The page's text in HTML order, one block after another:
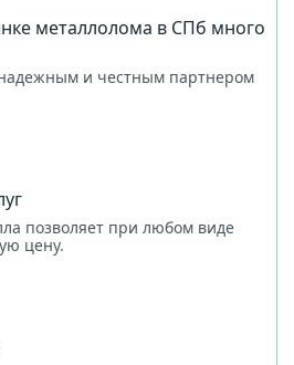
металлолома в СПб много
и честным партнером
позволяет при любом виде
цену.